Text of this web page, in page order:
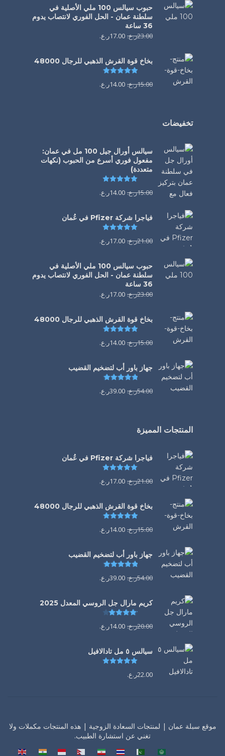
حبوب سيالس 100 ملي الأصلية في
سلطنة عمان - الحل الفوري لانتصاب يدوم
36 ساعة
23.00ر.ع. 17.00ر.ع.
بخاخ قوة القرش الذهبي للرجال 48000
تم التقييم
15.00ر.ع. 14.00ر.ع.
تخفيضات
سيالس أورال جيل 100 مل في عمان:
مفعول فوري أسرع من الحبوب (نكهات
متعددة)
15.00ر.ع. 14.00ر.ع.
فياجرا شركة Pfizer في عُمان
21.00ر.ع. 17.00ر.ع.
حبوب سيالس 100 ملي الأصلية في
سلطنة عمان - الحل الفوري لانتصاب يدوم
36 ساعة
23.00ر.ع. 17.00ر.ع.
بخاخ قوة القرش الذهبي للرجال 48000
تم التقييم
15.00ر.ع. 14.00ر.ع.
جهاز باور أب لتضخيم القضيب
تم التقييم
54.00ر.ع. 39.00ر.ع.
المنتجات المميزة
فياجرا شركة Pfizer في عُمان
21.00ر.ع. 17.00ر.ع.
بخاخ قوة القرش الذهبي للرجال 48000
تم التقييم
15.00ر.ع. 14.00ر.ع.
جهاز باور أب لتضخيم القضيب
تم التقييم
54.00ر.ع. 39.00ر.ع.
كريم مارال جل الروسي المعدل 2025
تم التقييم
20.00ر.ع. 14.00ر.ع.
سيالس ٥ مل تادالافيل
22.00ر.ع.
موقع سبلة عمان | لمنتجات السعادة الزوجية | هذه المنتجات مكملات ولا
تغني عن استشارة الطبيب.